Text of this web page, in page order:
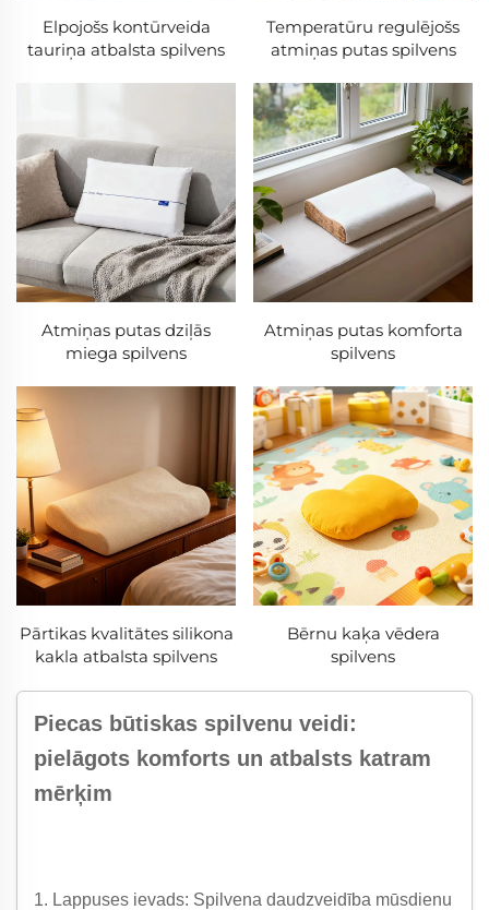
Elpojošs kontūrveida
tauriņa atbalsta spilvens
Temperatūru regulējošs
atmiņas putas spilvens
Atmiņas putas dziļās
miega spilvens
Atmiņas putas komforta
spilvens
Pārtikas kvalitātes silikona
kakla atbalsta spilvens
Bērnu kaķa vēdera
spilvens
Piecas būtiskas spilvenu veidi:
pielāgots komforts un atbalsts katram
mērķim
1. Lappuses ievads: Spilvena daudzveidība mūsdienu